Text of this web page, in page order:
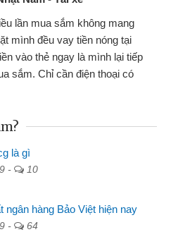
kinh doanh buôn bán nhỏ lẻ
lúc cần vốn nhập hàng, nhờ biết
qua bạn bè giới thiệu tôi
quyết được công việc của
là gì
- 10
ngân hàng Bảo Việt hiện nay
- 64